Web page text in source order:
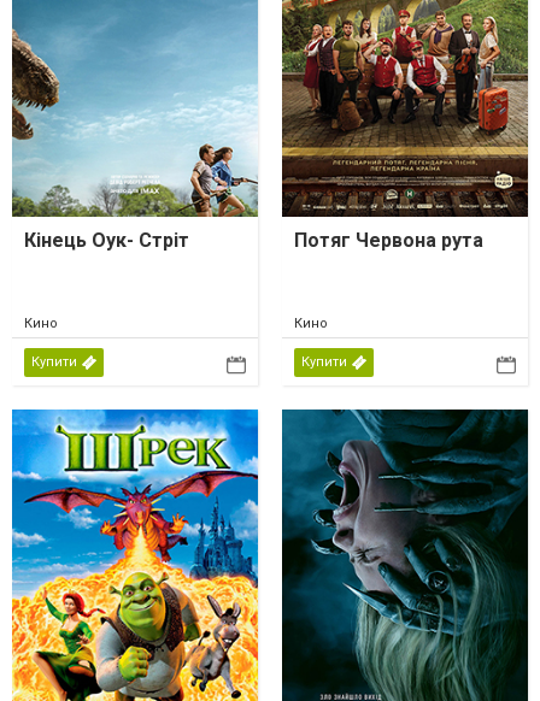
Кінець Оук- Стріт
Кино
Купити
Потяг Червона рута
Кино
Купити